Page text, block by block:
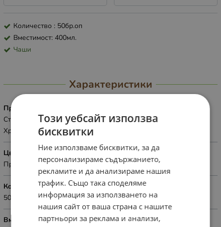
Количество : 50бр.оп
Вместимост: 400мл.
Чаши
Характеристики
Приложение
Студени напитки
Хранителни цели
Цвят
Прозрачен
Количество
50бр.оп
Вместимост
Този уебсайт използва
бисквитки
Ние използваме бисквитки, за да
персонализираме съдържанието,
рекламите и да анализираме нашия
трафик. Също така споделяме
информация за използването на
нашия сайт от ваша страна с нашите
партньори за реклама и анализи,